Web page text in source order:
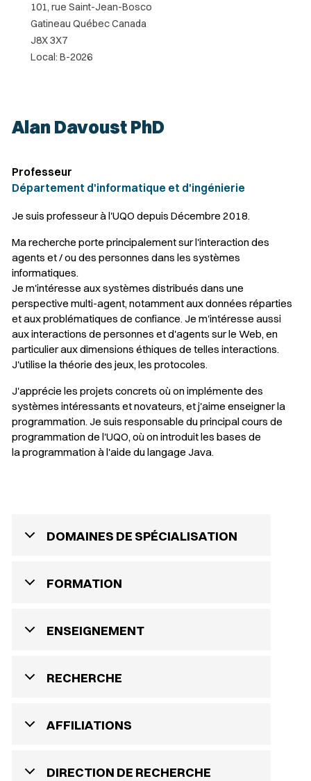
101, rue Saint-Jean-Bosco
Gatineau Québec Canada
J8X 3X7
Local: B-2026
Alan Davoust PhD
Professeur
Département d'informatique et d'ingénierie
Je suis professeur à l'UQO depuis Décembre 2018.
Ma recherche porte principalement sur l'interaction des
agents et / ou des personnes dans les systèmes
informatiques.
Je m'intéresse aux systèmes distribués dans une
perspective multi-agent, notamment aux données réparties
et aux problématiques de confiance. Je m'intéresse aussi
aux interactions de personnes et d'agents sur le Web, en
particulier aux dimensions éthiques de telles interactions.
J'utilise la théorie des jeux, les protocoles.
J'apprécie les projets concrets où on implémente des
systèmes intéressants et novateurs, et j'aime enseigner la
programmation. Je suis responsable du principal cours de
programmation de l'UQO, où on introduit les bases de
la programmation à l'aide du langage Java.
DOMAINES DE SPÉCIALISATION
FORMATION
ENSEIGNEMENT
RECHERCHE
AFFILIATIONS
DIRECTION DE RECHERCHE